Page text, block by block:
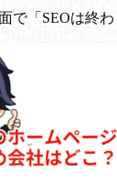
で「SEOは終わ